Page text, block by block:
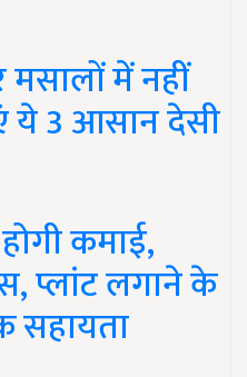
में नहीं
ये 3 आसान देसी
कमाई,
प्लांट लगाने के
सहायता